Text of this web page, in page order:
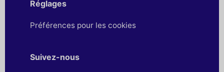
Réglages
Préférences pour les cookies
Suivez-nous